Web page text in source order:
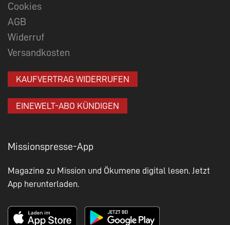
Cookies
AGB
Widerruf
Versandkosten
KAUFVERTRAG WIDERRUFEN
EINEWELT-ABO KÜNDIGEN
Missionspresse-App
Magazine zu Mission und Ökumene digital lesen. Jetzt
App herunterladen.